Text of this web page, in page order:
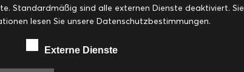
Standardmäßig sind alle externen Dienste deaktiviert. Sie
lesen Sie unsere Datenschutzbestimmungen.
Externe Dienste